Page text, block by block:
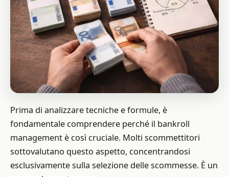
Prima di analizzare tecniche e formule, è
fondamentale comprendere perché il bankroll
management è così cruciale. Molti scommettitori
sottovalutano questo aspetto, concentrandosi
esclusivamente sulla selezione delle scommesse. È un